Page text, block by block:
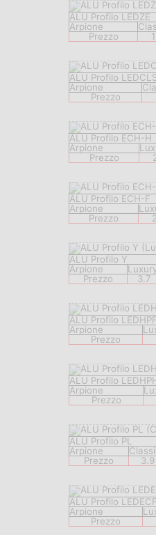
ALU Profilo LEDZE
Arpione
Prezzo
ALU Profilo
Arpione
Prezzo
ALU Profilo ECH-H
Arpione
Prezzo
ALU Profilo ECH-F
Arpione
Prezzo
ALU Profilo Y
Arpione
Prezzo
3.7
ALU Profilo LEDHPF
Arpione
Prezzo
ALU Profilo
Arpione
Prezzo
ALU Profilo PL
Arpione
Prezzo
3.9
ALU Profilo LEDECF
Arpione
Prezzo